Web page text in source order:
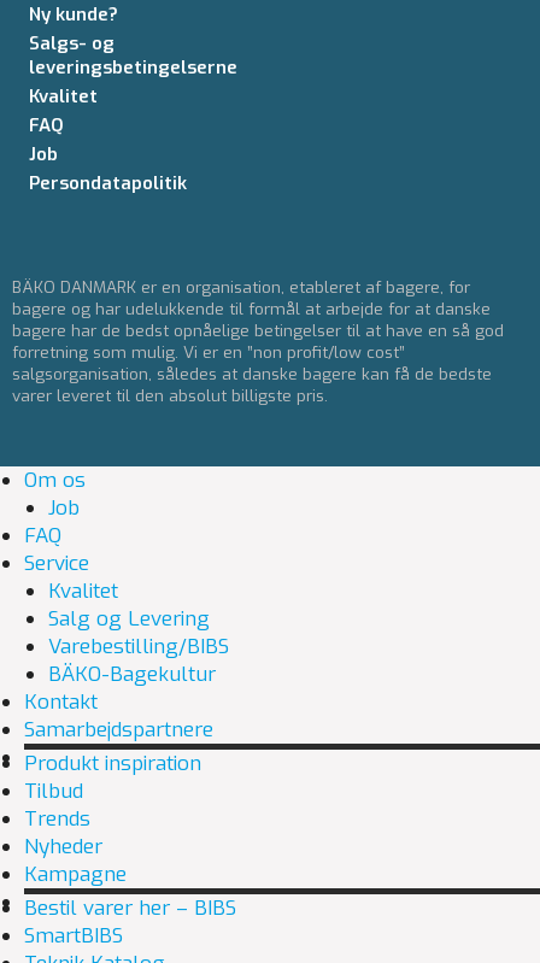
Ny kunde?
Salgs- og
leveringsbetingelserne
Kvalitet
FAQ
Job
Persondatapolitik
BÄKO DANMARK er en organisation, etableret af bagere, for
bagere og har udelukkende til formål at arbejde for at danske
bagere har de bedst opnåelige betingelser til at have en så god
forretning som mulig. Vi er en ”non profit/low cost”
salgsorganisation, således at danske bagere kan få de bedste
varer leveret til den absolut billigste pris.
Om os
Job
FAQ
Service
Kvalitet
Salg og Levering
Varebestilling/BIBS
BÄKO-Bagekultur
Kontakt
Samarbejdspartnere
Produkt inspiration
Tilbud
Trends
Nyheder
Kampagne
Bestil varer her – BIBS
SmartBIBS